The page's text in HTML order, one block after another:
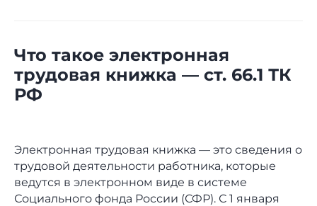
Что такое электронная
трудовая книжка — ст. 66.1 ТК
РФ
Электронная трудовая книжка — это сведения о
трудовой деятельности работника, которые
ведутся в электронном виде в системе
Социального фонда России (СФР). С 1 января